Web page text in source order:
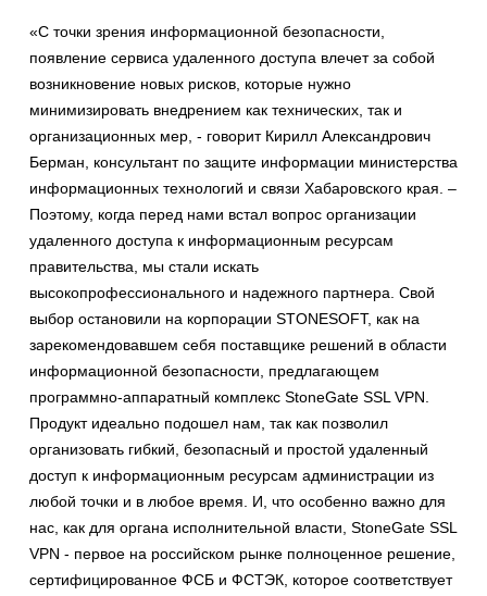
«С точки зрения информационной безопасности,
появление сервиса удаленного доступа влечет за собой
возникновение новых рисков, которые нужно
минимизировать внедрением как технических, так и
организационных мер, - говорит Кирилл Александрович
Берман, консультант по защите информации министерства
информационных технологий и связи Хабаровского края. –
Поэтому, когда перед нами встал вопрос организации
удаленного доступа к информационным ресурсам
правительства, мы стали искать
высокопрофессионального и надежного партнера. Свой
выбор остановили на корпорации STONESOFT, как на
зарекомендовавшем себя поставщике решений в области
информационной безопасности, предлагающем
программно-аппаратный комплекс StoneGate SSL VPN.
Продукт идеально подошел нам, так как позволил
организовать гибкий, безопасный и простой удаленный
доступ к информационным ресурсам администрации из
любой точки и в любое время. И, что особенно важно для
нас, как для органа исполнительной власти, StoneGate SSL
VPN - первое на российском рынке полноценное решение,
сертифицированное ФСБ и ФСТЭК, которое соответствует